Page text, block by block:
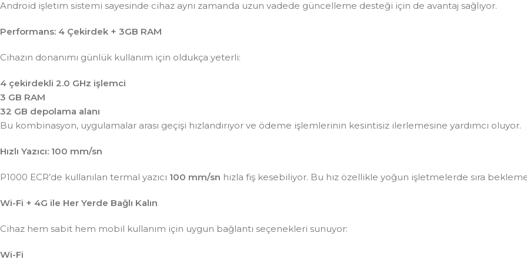
Android işletim sistemi sayesinde cihaz aynı zamanda uzun vadede güncelleme desteği için de avantaj sağlıyor.
Performans: 4 Çekirdek + 3GB RAM
Cihazın donanımı günlük kullanım için oldukça yeterli:
4 çekirdekli 2.0 GHz işlemci
3 GB RAM
32 GB depolama alanı
Bu kombinasyon, uygulamalar arası geçişi hızlandırıyor ve ödeme işlemlerinin kesintisiz ilerlemesine yardımcı oluyor.
Hızlı Yazıcı: 100 mm/sn
P1000 ECR’de kullanılan termal yazıcı 100 mm/sn hızla fiş kesebiliyor. Bu hız özellikle yoğun işletmelerde sıra
Wi-Fi + 4G ile Her Yerde Bağlı Kalın
Cihaz hem sabit hem mobil kullanım için uygun bağlantı seçenekleri sunuyor:
Wi-Fi